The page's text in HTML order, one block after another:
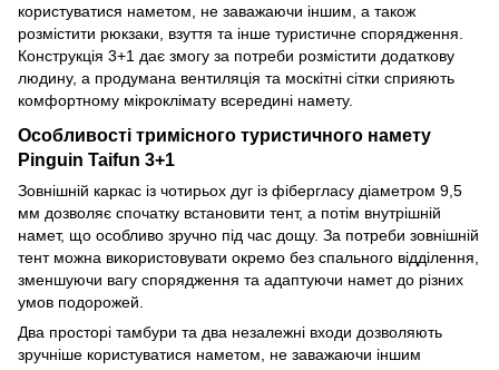
користуватися наметом, не заважаючи іншим, а також
розмістити рюкзаки, взуття та інше туристичне спорядження.
Конструкція 3+1 дає змогу за потреби розмістити додаткову
людину, а продумана вентиляція та москітні сітки сприяють
комфортному мікроклімату всередині намету.
Особливості тримісного туристичного намету
Pinguin Taifun 3+1
Зовнішній каркас із чотирьох дуг із фібергласу діаметром 9,5
мм дозволяє спочатку встановити тент, а потім внутрішній
намет, що особливо зручно під час дощу. За потреби зовнішній
тент можна використовувати окремо без спального відділення,
зменшуючи вагу спорядження та адаптуючи намет до різних
умов подорожей.
Два просторі тамбури та два незалежні входи дозволяють
зручніше користуватися наметом, не заважаючи іншим